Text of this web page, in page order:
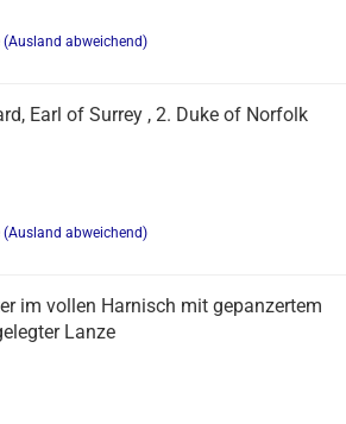
(Ausland abweichend)
Earl of Surrey , 2. Duke of Norfolk
(Ausland abweichend)
im vollen Harnisch mit gepanzertem
Lanze